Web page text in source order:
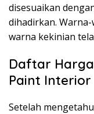
disesuaikan
dihadirkan.
warna kekinian
Daftar
Paint Interior
Setelah